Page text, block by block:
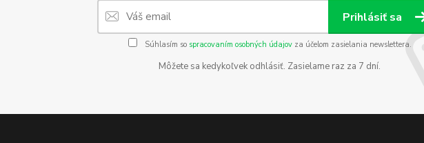
Prihlásiť sa
Súhlasím so spracovaním osobných údajovza účelom zasielania newslettera.
Môžete sa kedykoľvek odhlásiť. Zasielame raz za 7 dní.